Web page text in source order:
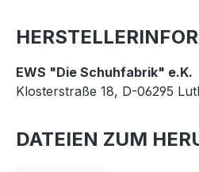
EWS "Die Schuhfabrik" e.K.
Klosterstraße 18, D-06295
DATEIEN ZUM